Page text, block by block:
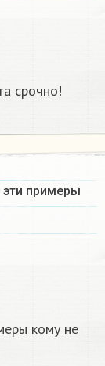
срочно!​
примеры
кому не